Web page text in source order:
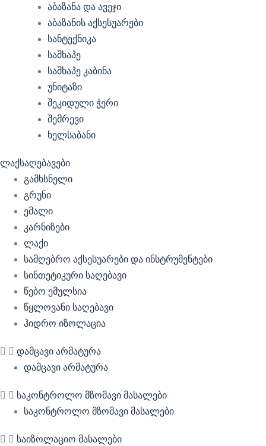
აბაზანა და ავეჯი
აბაზანის აქსესუარები
სანტექნიკა
საშხაპე
საშხაპე კაბინა
უნიტაზი
შეკიდული ჭერი
შემრევი
ხელსაბანი
ლაქსაღებავები
გამხსნელი
გრუნი
ემალი
კარნიზები
ლაქი
სამღებრო აქსესუარები და ინსტრუმენტები
სინთეტიკური საღებავი
წებო ემულსია
წყლოვანი საღებავი
ჰიდრო იზოლაცია
დამცავი არმატურა
დამცავი არმატურა
საკონტროლო მზომავი მასალები
საკონტროლო მზომავი მასალები
საიზოლაციო მასალები